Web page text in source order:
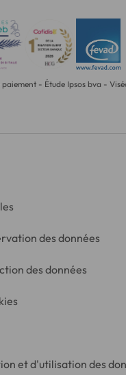
- Étude Ipsos bva -
des données
des données
et d'utilisation des